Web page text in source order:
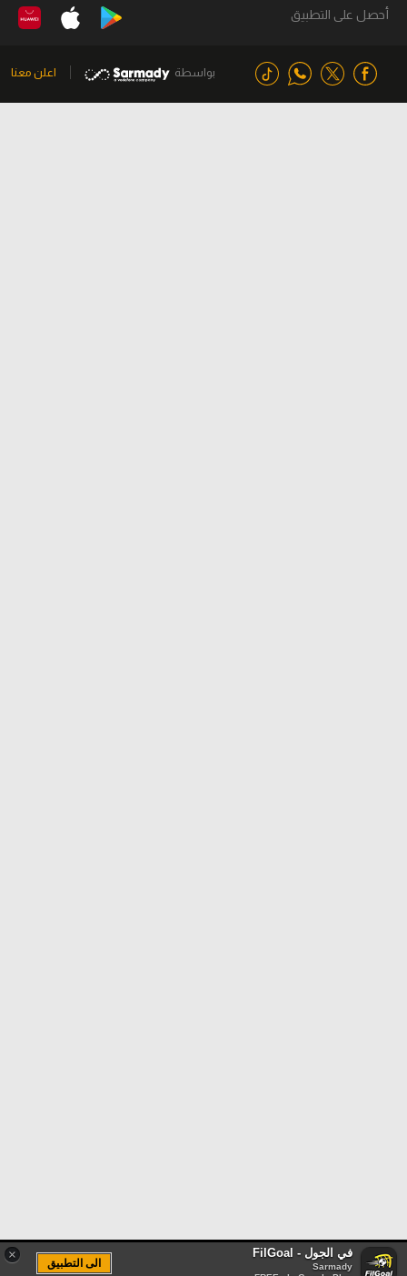
أحصل على التطبيق
بواسطة اعلن معنا
× في الجول - FilGoal
Sarmady
الى التطبيق